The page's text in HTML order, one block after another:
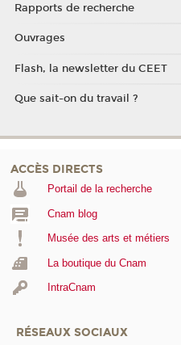
Rapports de recherche
Ouvrages
Flash, la newsletter du CEET
Que sait-on du travail ?
ACCÈS DIRECTS
Portail de la recherche
Cnam blog
Musée des arts et métiers
La boutique du Cnam
IntraCnam
RÉSEAUX SOCIAUX